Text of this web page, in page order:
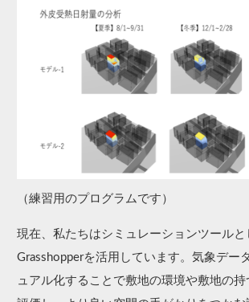
（練習用のプログラムです）
現在、​私たちは​シミュレーションツールと​
Grasshopperを​活用しています。気象デー
ュアル化する​ことで​敷地の​環境や​敷地の​